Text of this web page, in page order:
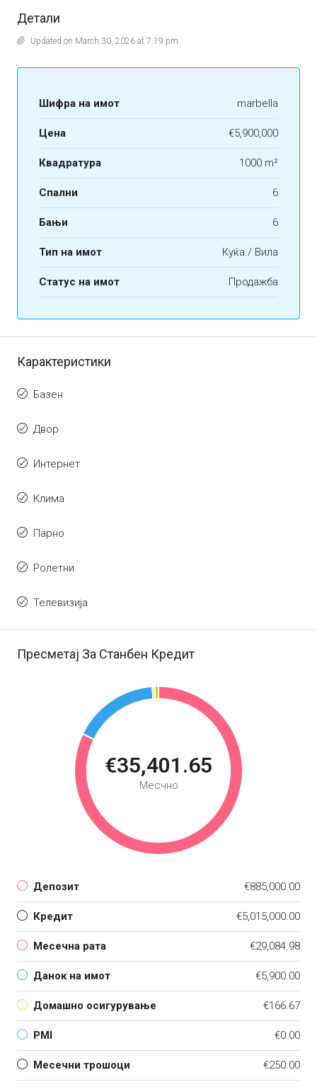
Детали
Updated on March 30, 2026 at 7:19 pm
Шифра на имот marbella
Цена €5,900,000
Квадратура 1000 m²
Спални 6
Бањи 6
Тип на имот Куќa / Вила
Статус на имот Продажба
Карактеристики
Базен
Двор
Интернет
Клима
Парно
Ролетни
Телевизија
Пресметај За Станбен Кредит
€35,401.65
Месчно
Депозит €885,000.00
Кредит €5,015,000.00
Месечна рата €29,084.98
Данок на имот €5,900.00
Домашно осигурување €166.67
PMI €0.00
Месечни трошоци €250.00